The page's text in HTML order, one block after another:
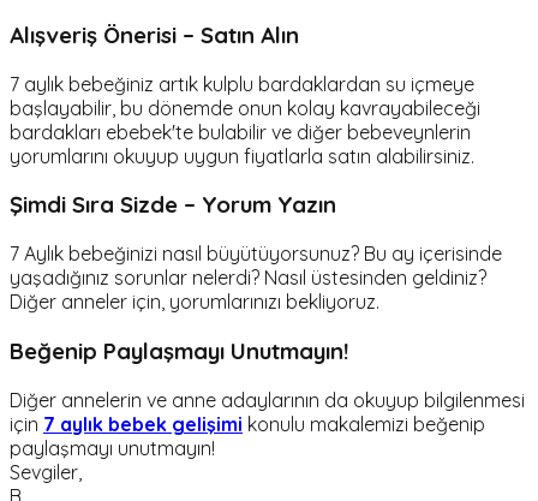
Alışveriş Önerisi – Satın Alın
7 aylık bebeğiniz artık kulplu bardaklardan su içmeye
başlayabilir, bu dönemde onun kolay kavrayabileceği
bardakları ebebek'te bulabilir ve diğer bebeveynlerin
yorumlarını okuyup uygun fiyatlarla satın alabilirsiniz.
Şimdi Sıra Sizde – Yorum Yazın
7 Aylık bebeğinizi nasıl büyütüyorsunuz? Bu ay içerisinde
yaşadığınız sorunlar nelerdi? Nasıl üstesinden geldiniz?
Diğer anneler için, yorumlarınızı bekliyoruz.
Beğenip Paylaşmayı Unutmayın!
Diğer annelerin ve anne adaylarının da okuyup bilgilenmesi
için 7 aylık bebek gelişimi konulu makalemizi beğenip
paylaşmayı unutmayın!
Sevgiler,
B